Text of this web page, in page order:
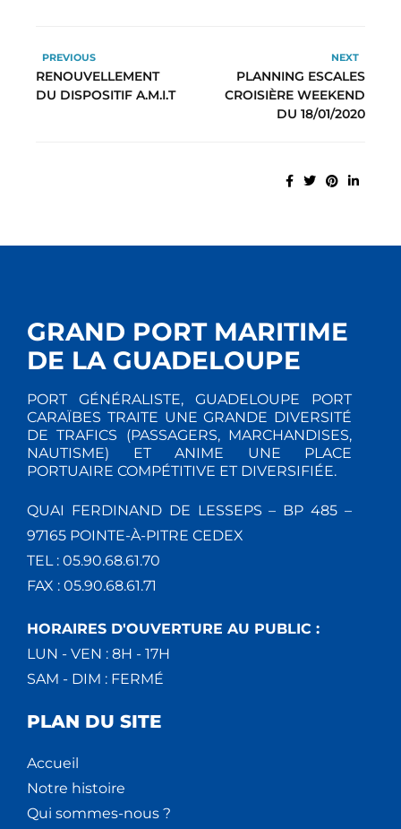
PREVIOUS
RENOUVELLEMENT
DU DISPOSITIF A.M.I.T
NEXT
PLANNING ESCALES
CROISIÈRE WEEKEND
DU 18/01/2020
GRAND PORT MARITIME
DE LA GUADELOUPE
PORT GÉNÉRALISTE, GUADELOUPE PORT
CARAÏBES TRAITE UNE GRANDE DIVERSITÉ
DE TRAFICS (PASSAGERS, MARCHANDISES,
NAUTISME) ET ANIME UNE PLACE
PORTUAIRE COMPÉTITIVE ET DIVERSIFIÉE.
QUAI FERDINAND DE LESSEPS – BP 485 –
97165 POINTE-À-PITRE CEDEX
TEL : 05.90.68.61.70
FAX : 05.90.68.61.71
HORAIRES D'OUVERTURE AU PUBLIC :
LUN - VEN : 8H - 17H
SAM - DIM : FERMÉ
PLAN DU SITE
Accueil
Notre histoire
Qui sommes-nous ?